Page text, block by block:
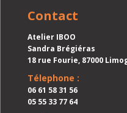
Contact
Atelier IBOO
Sandra Brégiéras
18 rue Fourie, 87000
Télephone :
06 61 58 31 56
05 55 33 77 64